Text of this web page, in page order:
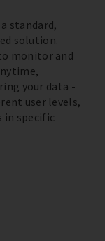
standard,
solution.
to monitor and
your data -
user levels,
in specific